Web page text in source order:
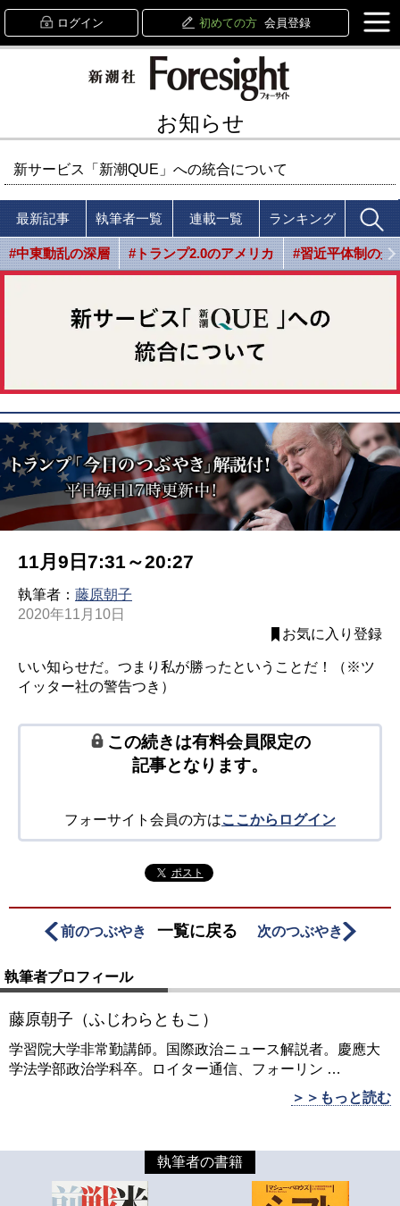
ログイン 初めての方 会員登録
お知らせ
新サービス「新潮QUE」への統合について
最新記事 執筆者一覧 連載一覧 ランキング
#中東動乱の深層 #トランプ2.0のアメリカ #習近平体制の光
11月9日7:31～20:27
執筆者： 藤原朝子
2020年11月10日
お気に入り登録
いい知らせだ。つまり私が勝ったということだ！（※ツ
イッター社の警告つき）
この続きは有料会員限定の
記事となります。
フォーサイト会員の方はここからログイン
ポスト
前のつぶやき 一覧に戻る 次のつぶやき
執筆者プロフィール
藤原朝子（ふじわらともこ）
学習院大学非常勤講師。国際政治ニュース解説者。慶應大
学法学部政治学科卒。ロイター通信、フォーリン …
＞＞もっと読む
執筆者の書籍